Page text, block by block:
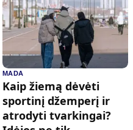
MADA
Kaip žiemą dėvėti
sportinį džemperį ir
atrodyti tvarkingai?